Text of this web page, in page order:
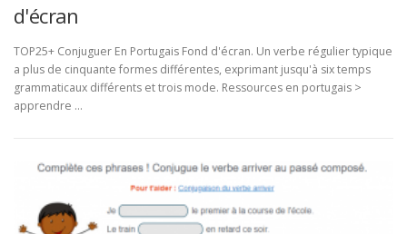
d'écran
TOP25+ Conjuguer En Portugais Fond d'écran. Un verbe régulier typique
a plus de cinquante formes différentes, exprimant jusqu'à six temps
grammaticaux différents et trois mode. Ressources en portugais >
apprendre …